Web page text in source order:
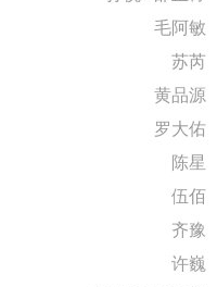
毛阿敏
苏芮
黄品源
罗大佑
陈星
伍佰
齐豫
许巍